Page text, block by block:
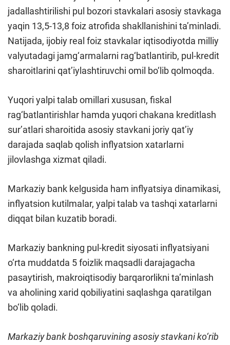
jadallashtirilishi pul bozori stavkalari asosiy stavkaga
yaqin 13,5-13,8 foiz atrofida shakllanishini ta’minladi.
Natijada, ijobiy real foiz stavkalar iqtisodiyotda milliy
valyutadagi jamg‘armalarni rag‘batlantirib, pul-kredit
sharoitlarini qat’iylashtiruvchi omil bo‘lib qolmoqda.
Yuqori yalpi talab omillari xususan, fiskal
rag‘batlantirishlar hamda yuqori chakana kreditlash
sur’atlari sharoitida asosiy stavkani joriy qat’iy
darajada saqlab qolish inflyatsion xatarlarni
jilovlashga xizmat qiladi.
Markaziy bank kelgusida ham inflyatsiya dinamikasi,
inflyatsion kutilmalar, yalpi talab va tashqi xatarlarni
diqqat bilan kuzatib boradi.
Markaziy bankning pul-kredit siyosati inflyatsiyani
o‘rta muddatda 5 foizlik maqsadli darajagacha
pasaytirish, makroiqtisodiy barqarorlikni ta’minlash
va aholining xarid qobiliyatini saqlashga qaratilgan
bo‘lib qoladi.
Markaziy bank boshqaruvining asosiy stavkani ko‘rib